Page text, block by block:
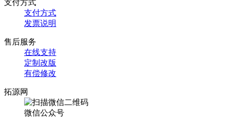
支付方式
支付方式
发票说明
售后服务
在线支持
定制改版
有偿修改
拓源网
微信公众号